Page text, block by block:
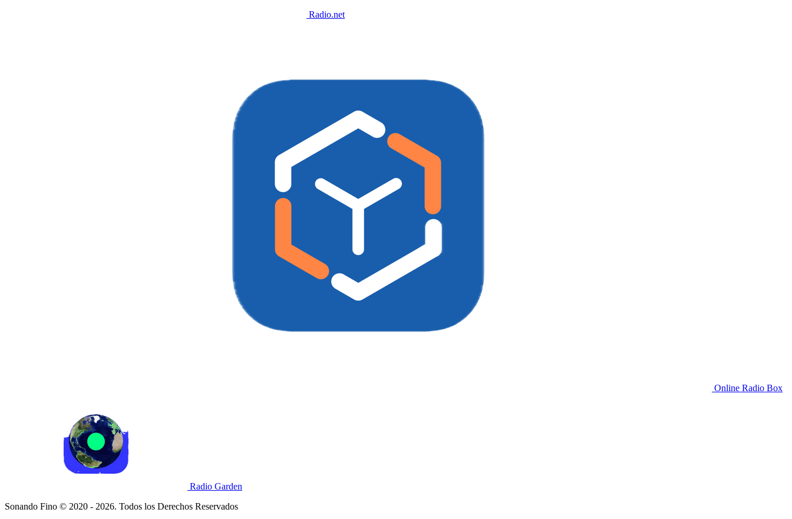
Radio.net
Online Radio Box
Radio Garden
Sonando Fino © 2020 - 2026. Todos los Derechos Reservados